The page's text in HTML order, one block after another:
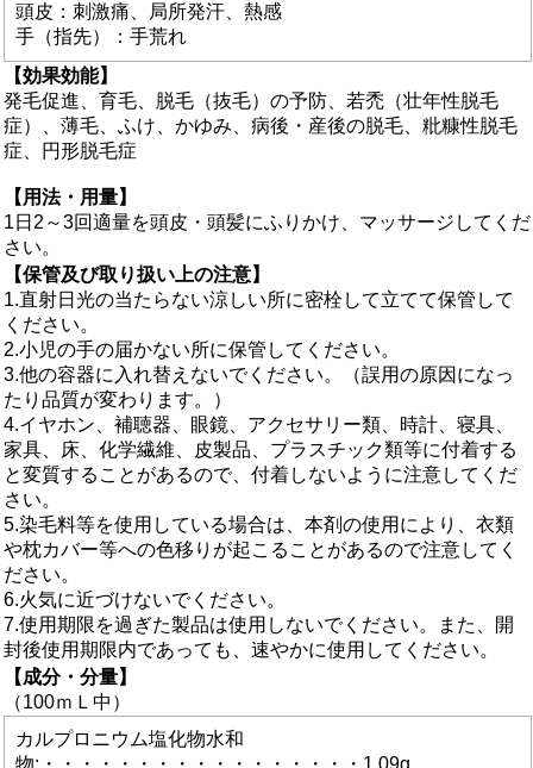
頭皮：刺激痛、局所発汗、熱感
手（指先）：手荒れ
【効果効能】
発毛促進、育毛、脱毛（抜毛）の予防、若禿（壮年性脱毛
症）、薄毛、ふけ、かゆみ、病後・産後の脱毛、粃糠性脱毛
症、円形脱毛症
【用法・用量】
1日2～3回適量を頭皮・頭髪にふりかけ、マッサージしてくだ
さい。
【保管及び取り扱い上の注意】
1.直射日光の当たらない涼しい所に密栓して立てて保管して
ください。
2.小児の手の届かない所に保管してください。
3.他の容器に入れ替えないでください。（誤用の原因になっ
たり品質が変わります。）
4.イヤホン、補聴器、眼鏡、アクセサリー類、時計、寝具、
家具、床、化学繊維、皮製品、プラスチック類等に付着する
と変質することがあるので、付着しないように注意してくだ
さい。
5.染毛料等を使用している場合は、本剤の使用により、衣類
や枕カバー等への色移りが起こることがあるので注意してく
ださい。
6.火気に近づけないでください。
7.使用期限を過ぎた製品は使用しないでください。また、開
封後使用期限内であっても、速やかに使用してください。
【成分・分量】
（100ｍＬ中）
カルプロニウム塩化物水和
物:・・・・・・・・・・・・・・・・・1.09g